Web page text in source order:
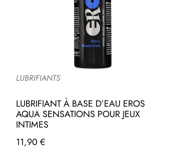
LUBRIFIANTS
LUBRIFIANT À BASE D’EAU EROS
AQUA SENSATIONS POUR JEUX
INTIMES
11,90 €